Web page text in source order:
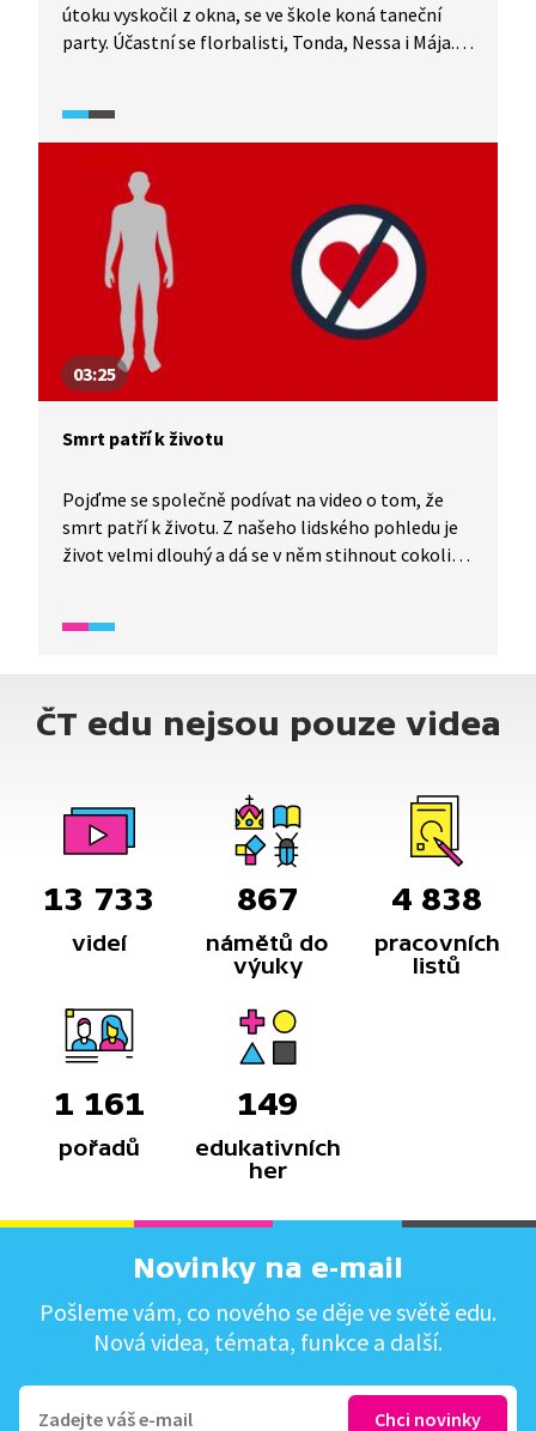
útoku vyskočil z okna, se ve škole koná taneční
party. Účastní se florbalisti, Tonda, Nessa i Mája.
situace pomohla. Posunout se, poznat se a najít
03:25
Smrt patří k životu
Pojďme se společně podívat na video o tom, že
smrt patří k životu. Z našeho lidského pohledu je
život velmi dlouhý a dá se v něm stihnout cokoliv.
tělo prostě přestane fungovat a to je konec. A co
ČT edu nejsou pouze videa
13 733
videí
867
námětů do
výuky
4 838
pracovních
listů
1 161
pořadů
149
edukativních
her
Novinky na e-mail
Pošleme vám, co nového se děje ve světě edu.
Nová videa, témata, funkce a další.